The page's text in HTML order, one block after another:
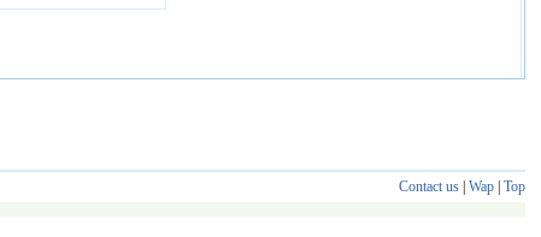
Contact us| Wap| Top